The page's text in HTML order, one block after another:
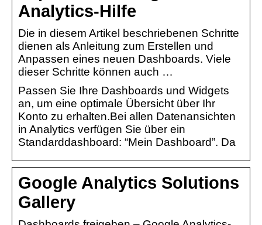
Analytics-Hilfe
Die in diesem Artikel beschriebenen Schritte
dienen als Anleitung zum Erstellen und
Anpassen eines neuen Dashboards. Viele
dieser Schritte können auch …
Passen Sie Ihre Dashboards und Widgets
an, um eine optimale Übersicht über Ihr
Konto zu erhalten.Bei allen Datenansichten
in Analytics verfügen Sie über ein
Standarddashboard: “Mein Dashboard”. Da
Google Analytics Solutions
Gallery